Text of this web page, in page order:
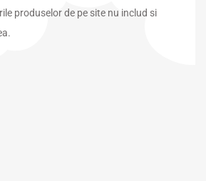
produselor de pe site nu includ si